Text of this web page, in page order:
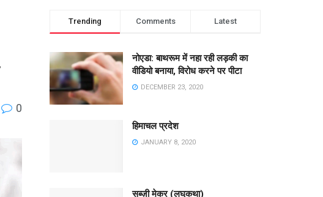
0
Trending Comments Latest
नोएडा: बाथरूम में नहा रही लड़की का
वीडियो बनाया, विरोध करने पर पीटा
DECEMBER 23, 2020
हिमाचल प्रदेश
JANUARY 8, 2020
सब्ज़ी मेकर (लघुकथा)